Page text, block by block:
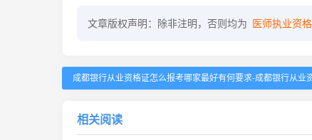
文章版权声明：除非注明，否则均为 医师执业资
成都银行从业资格证怎么报考哪家最好有何要求-成都银行从业
相关阅读